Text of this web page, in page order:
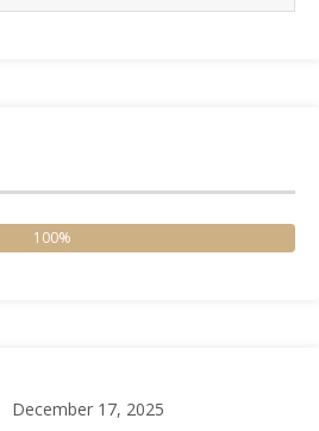
100%
December 17, 2025